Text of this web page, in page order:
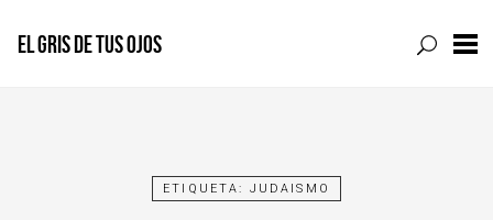
EL GRIS DE TUS OJOS
ETIQUETA: JUDAISMO